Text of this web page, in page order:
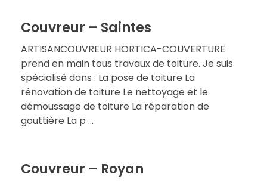
Couvreur – Saintes
ARTISANCOUVREUR HORTICA-COUVERTURE
prend en main tous travaux de toiture. Je suis
spécialisé dans : La pose de toiture La
rénovation de toiture Le nettoyage et le
démoussage de toiture La réparation de
gouttière La p ...
Couvreur – Royan